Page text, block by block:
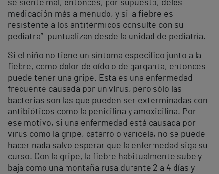
se siente mal, entonces, por supuesto, deles
medicación más a menudo, y si la fiebre es
resistente a los antitérmicos consulte con su
pediatra”, puntualizan desde la unidad de pediatría.
Si el niño no tiene un síntoma específico junto a la
fiebre, como dolor de oído o de garganta, entonces
puede tener una gripe. Esta es una enfermedad
frecuente causada por un virus, pero sólo las
bacterias son las que pueden ser exterminadas con
antibióticos como la penicilina y amoxicilina. Por
ese motivo, si una enfermedad está causada por
virus como la gripe, catarro o varicela, no se puede
hacer nada salvo esperar que la enfermedad siga su
curso. Con la gripe, la fiebre habitualmente sube y
baja como una montaña rusa durante 2 a 4 días y